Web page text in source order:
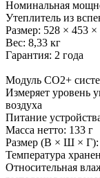
Номинальная
Утеплитель из
Размер: 528 × 453
Вес: 8,33 кг
Гарантия: 2 года
Модуль СО2+
Измеряет уровень
воздуха
Питание
Масса нетто: 133 г
Размер (В × Ш × Г):
Температура
Относительная